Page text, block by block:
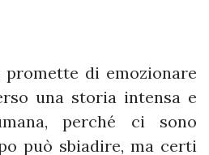
di emozionare
una storia intensa e
perché ci sono
può sbiadire, ma certi